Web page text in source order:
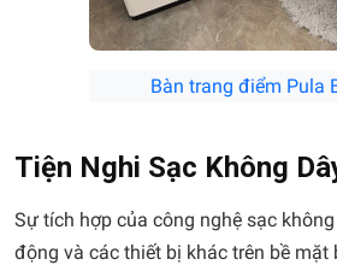
Bàn trang điểm Pula
Tiện Nghi Sạc Không
Sự tích hợp của công nghệ sạc
động và các thiết bị khác trên bề